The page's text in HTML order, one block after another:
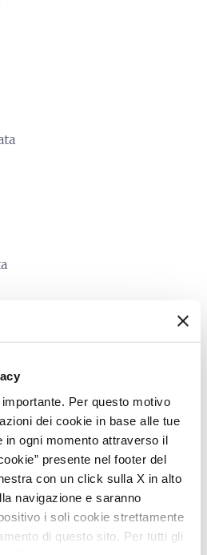
Per questo motivo
dei cookie in base alle tue
in ogni momento attraverso il
presente nel footer del
con un click sulla X in alto
navigazione e saranno
i soli cookie strettamente
di questo sito. Per tutti gli